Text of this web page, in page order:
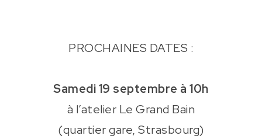
PROCHAINES DATES :
Samedi 19 septembre à 10h
à l’atelier Le Grand Bain
(quartier gare, Strasbourg)